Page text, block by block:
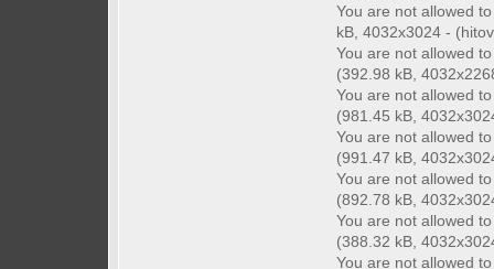
You are not allowed
kB, 4032x3024 -
You are not allowed
(392.98 kB,
You are not allowed
(981.45 kB,
You are not allowed
(991.47 kB,
You are not allowed
(892.78 kB,
You are not allowed
(388.32 kB,
You are not allowed